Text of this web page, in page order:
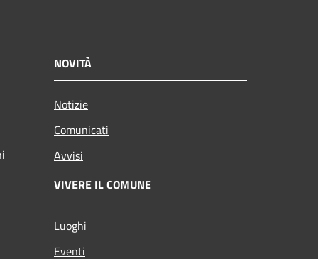
NOVITÀ
Notizie
Comunicati
Avvisi
VIVERE IL COMUNE
Luoghi
Eventi